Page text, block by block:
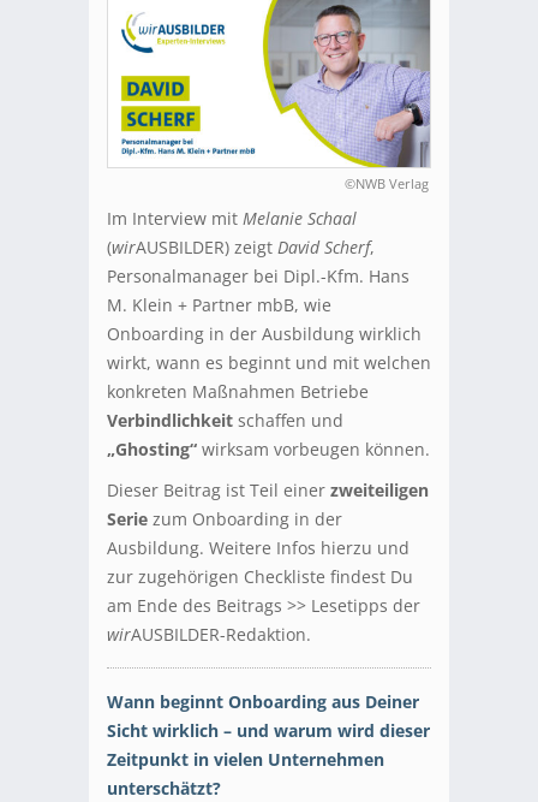
©NWB Verlag
Im Interview mit Melanie Schaal
(wirAUSBILDER) zeigt David Scherf,
Personalmanager bei Dipl.-Kfm. Hans
M. Klein + Partner mbB, wie
Onboarding in der Ausbildung wirklich
wirkt, wann es beginnt und mit welchen
konkreten Maßnahmen Betriebe
Verbindlichkeit schaffen und
„Ghosting“ wirksam vorbeugen können.
Dieser Beitrag ist Teil einer zweiteiligen
Serie zum Onboarding in der
Ausbildung. Weitere Infos hierzu und
zur zugehörigen Checkliste findest Du
am Ende des Beitrags >> Lesetipps der
wirAUSBILDER-Redaktion.
Wann beginnt Onboarding aus Deiner
Sicht wirklich – und warum wird dieser
Zeitpunkt in vielen Unternehmen
unterschätzt?